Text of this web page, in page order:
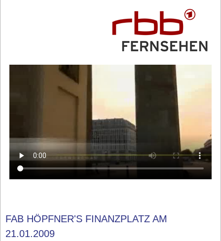
FAB HÖPFNER'S FINANZPLATZ AM
21.01.2009